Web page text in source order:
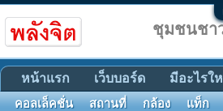
ชุมชนชา
หน้าแรก เว็บบอร์ด มีอะไรใ
คอลเล็คชั่น สถานที่ กล้อง แท็ก